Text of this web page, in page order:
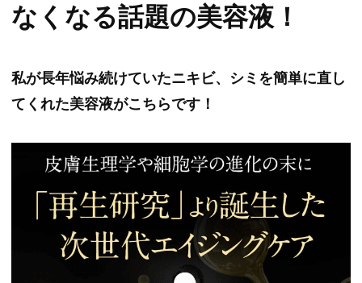
なくなる話題の美容液！
私が長年悩み続けていたニキビ、シミを簡単に直し
てくれた美容液がこちらです！